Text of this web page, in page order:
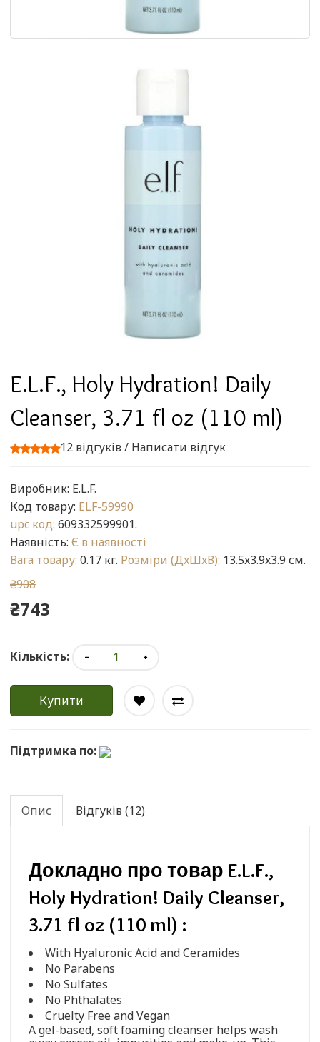
E.L.F., Holy Hydration! Daily
Cleanser, 3.71 fl oz (110 ml)
12 відгуків/ Написати відгук
Виробник: E.L.F.
Код товару: ELF-59990
upc код: 609332599901.
Наявність: Є в наявності
Вага товару: 0.17 кг. Розміри (ДxШxВ): 13.5x3.9x3.9 см.
₴908
₴743
Кількість:
Купити
Підтримка по:
Опис Відгуків (12)
Докладно про товар E.L.F.,
Holy Hydration! Daily Cleanser,
3.71 fl oz (110 ml) :
With Hyaluronic Acid and Ceramides
No Parabens
No Sulfates
No Phthalates
Cruelty Free and Vegan
A gel-based, soft foaming cleanser helps wash